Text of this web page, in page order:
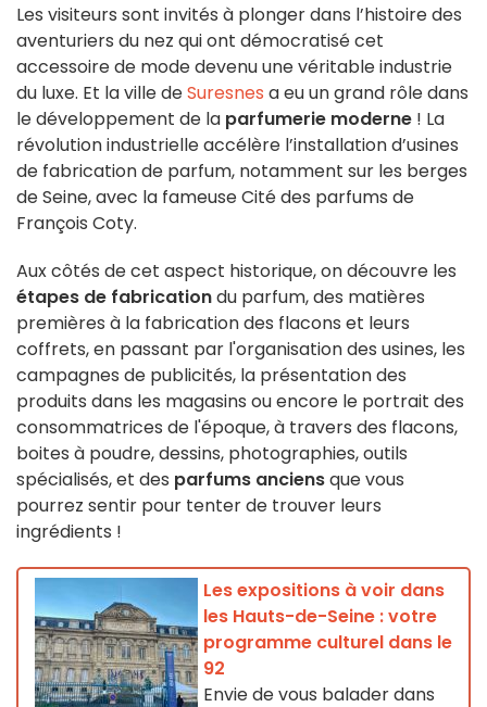
Les visiteurs sont invités à plonger dans l’histoire des
aventuriers du nez qui ont démocratisé cet
accessoire de mode devenu une véritable industrie
du luxe. Et laville deSuresnes a eu un grand rôle dans
ledéveloppement de la parfumerie moderne ! La
révolution industrielle accélère l’installation d’usines
de fabrication de parfum, notamment sur les berges
de Seine, avec la fameuse Cité des parfums de
François Coty.
Aux côtés de cet aspect historique, on découvre les
étapes de fabricationdu parfum, des matières
premières à la fabrication des flacons et leurs
coffrets, en passant par l'organisation des usines, les
campagnes de publicités, la présentation des
produits dans les magasins ou encore le portrait des
consommatrices de l'époque, à travers des flacons,
boites à poudre, dessins, photographies, outils
spécialisés, et des parfums anciensque vous
pourrez sentir pour tenter de trouver leurs
ingrédients !
Les expositions à voir dans
les Hauts-de-Seine : votre
programme culturel dans le
92
Envie de vous balader dans